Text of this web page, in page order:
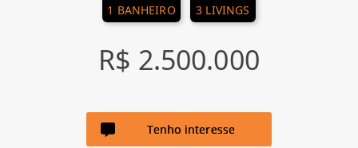
1 BANHEIRO 3 LIVINGS
R$ 2.500.000
Tenho interesse